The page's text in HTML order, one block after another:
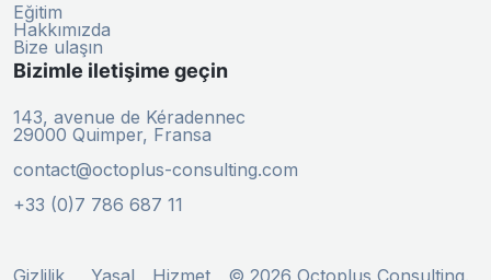
Eğitim
Hakkımızda
Bize ulaşın
Bizimle iletişime geçin
143, avenue de Kéradennec
29000 Quimper, Fransa
contact@octoplus-consulting.com
+33 (0)7 786 687 11
Gizlilik Yasal Hizmet © 2026 Octoplus Consulting.